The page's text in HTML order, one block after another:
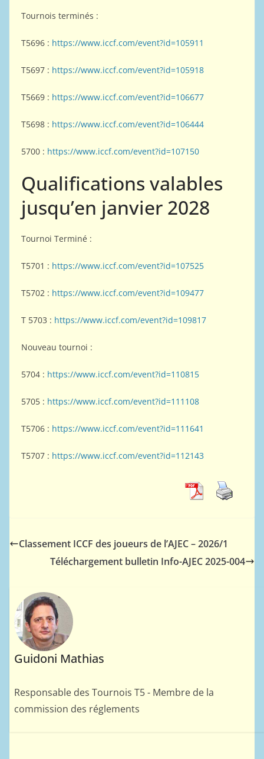
Tournois terminés :
T5696 : https://www.iccf.com/event?id=105911
T5697 : https://www.iccf.com/event?id=105918
T5669 : https://www.iccf.com/event?id=106677
T5698 : https://www.iccf.com/event?id=106444
5700 : https://www.iccf.com/event?id=107150
Qualifications valables
jusqu’en janvier 2028
Tournoi Terminé :
T5701 : https://www.iccf.com/event?id=107525
T5702 : https://www.iccf.com/event?id=109477
T 5703 : https://www.iccf.com/event?id=109817
Nouveau tournoi :
5704 : https://www.iccf.com/event?id=110815
5705 : https://www.iccf.com/event?id=111108
T5706 : https://www.iccf.com/event?id=111641
T5707 : https://www.iccf.com/event?id=112143
Classement ICCF des joueurs de l’AJEC – 2026/1
Téléchargement bulletin Info-AJEC 2025-004
Guidoni Mathias
Responsable des Tournois T5 - Membre de la
commission des réglements